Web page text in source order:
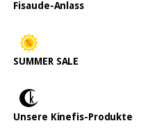
Fisaude-Anlass
SUMMER SALE
Unsere Kinefis-Produkte